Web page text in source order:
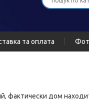
та оплата
фактически дом